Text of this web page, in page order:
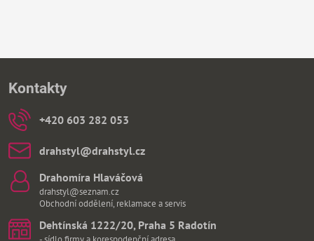
Kontakty
+420 603 282 053
drahstyl​@drahstyl​.cz
Drahomíra Hlaváčová
drahstyl@seznam.cz
Obchodní oddělení, reklamace a servis
Dehtínská 1222/20, Praha 5 Radotín